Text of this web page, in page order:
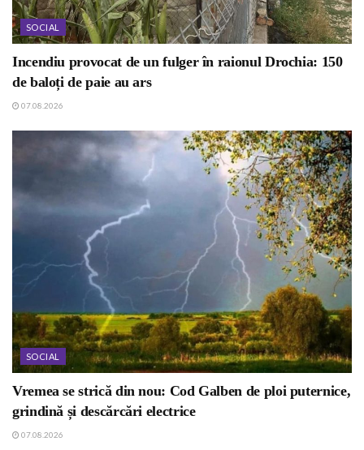
SOCIAL
Incendiu provocat de un fulger în raionul Drochia: 150
de baloți de paie au ars
07.08.2026
SOCIAL
Vremea se strică din nou: Cod Galben de ploi puternice,
grindină și descărcări electrice
07.08.2026